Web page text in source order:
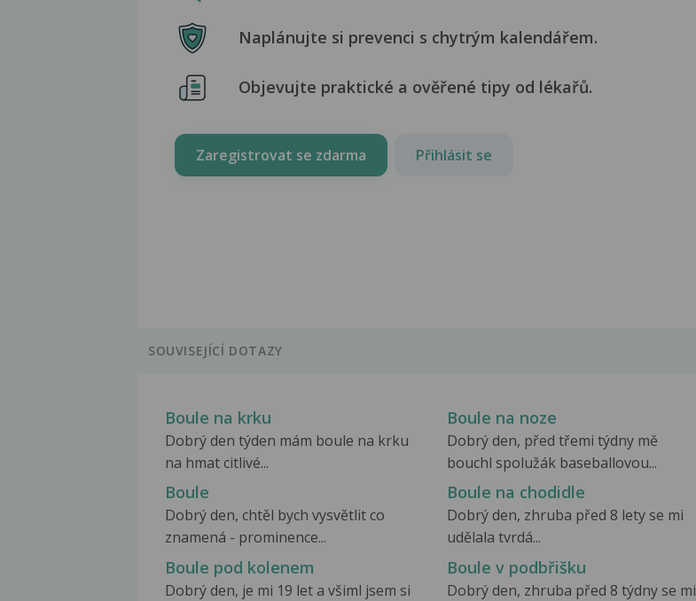
Naplánujte si prevenci s chytrým kalendářem.
Objevujte praktické a ověřené tipy od lékařů.
Zaregistrovat se zdarma Přihlásit se
SOUVISEJÍCÍ DOTAZY
Boule na krku
Dobrý den týden mám boule na krku
na hmat citlivé...
Boule na noze
Dobrý den, před třemi týdny mě
bouchl spolužák baseballovou...
Boule
Dobrý den, chtěl bych vysvětlit co
znamená - prominence...
Boule na chodidle
Dobrý den, zhruba před 8 lety se mi
udělala tvrdá...
Boule pod kolenem
Dobrý den, je mi 19 let a všiml jsem si
Boule v podbřišku
Dobrý den, zhruba před 8 týdny se mi